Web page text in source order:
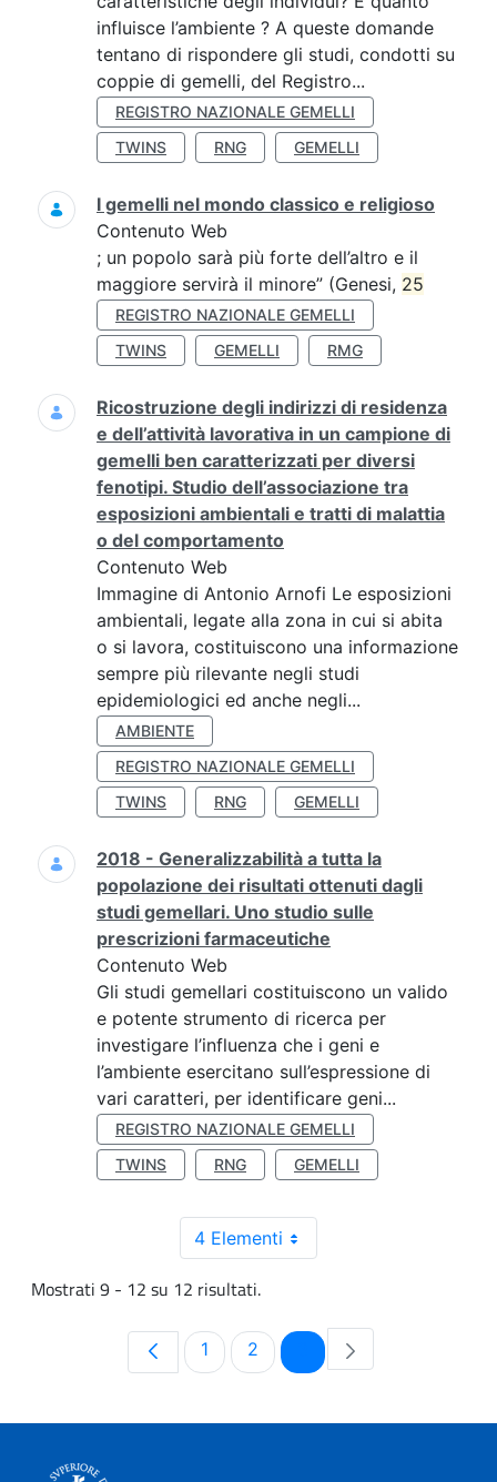
influisce l’ambiente ? A queste domande
tentano di rispondere gli studi, condotti su
coppie di gemelli, del Registro...
REGISTRO NAZIONALE GEMELLI
TWINS
RNG GEMELLI
I gemelli nel mondo classico e religioso
Contenuto Web
; un popolo sarà più forte dell’altro e il
maggiore servirà il minore” (Genesi, 25
REGISTRO NAZIONALE GEMELLI
TWINS
GEMELLI RMG
Ricostruzione degli indirizzi di residenza
e dell’attività lavorativa in un campione di
gemelli ben caratterizzati per diversi
fenotipi. Studio dell’associazione tra
esposizioni ambientali e tratti di malattia
o del comportamento
Contenuto Web
Immagine di Antonio Arnofi Le esposizioni
ambientali, legate alla zona in cui si abita
o si lavora, costituiscono una informazione
sempre più rilevante negli studi
epidemiologici ed anche negli...
AMBIENTE
REGISTRO NAZIONALE GEMELLI
TWINS
RNG GEMELLI
2018 - Generalizzabilità a tutta la
popolazione dei risultati ottenuti dagli
studi gemellari. Uno studio sulle
prescrizioni farmaceutiche
Contenuto Web
Gli studi gemellari costituiscono un valido
e potente strumento di ricerca per
investigare l’influenza che i geni e
l’ambiente esercitano sull’espressione di
vari caratteri, per identificare geni...
REGISTRO NAZIONALE GEMELLI
TWINS
RNG GEMELLI
4 Elementi
Mostrati 9 - 12 su 12 risultati.
Pagina
1 Pagina
2 Pagina